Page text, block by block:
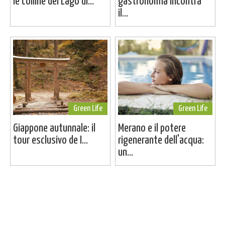
il...
Green Life
Giappone autunnale: il
tour esclusivo de I...
Green Life
Merano e il potere
rigenerante dell'acqua:
un...